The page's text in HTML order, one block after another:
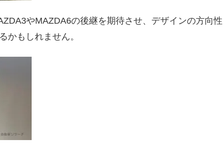
やMAZDA6の後継を期待させ、デザインの方向性
かもしれません。